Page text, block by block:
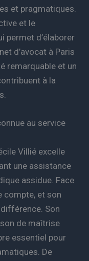
et pragmatiques.
et le
permet d’élaborer
d’avocat à Paris
remarquable et un
à la
au service
Villié excelle
une assistance
assidue. Face
compte, et son
Son
de maîtrise
essentiel pour
De